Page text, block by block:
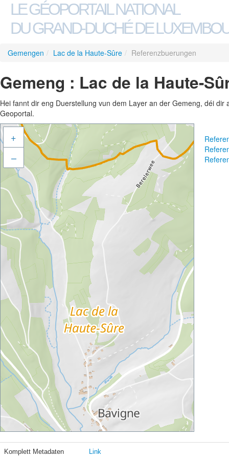
LE GÉOPORTAIL NATIONAL
DU GRAND-DUCHÉ DE
Gemengen / Lac de la Haute-Sûre / Referenzbuerungen
Gemeng : Lac de la Haute-
Hei fannt dir eng Duerstellung vun dem Layer an der Gemeng, déi
Geoportal.
+
–
Komplett Metadaten Link